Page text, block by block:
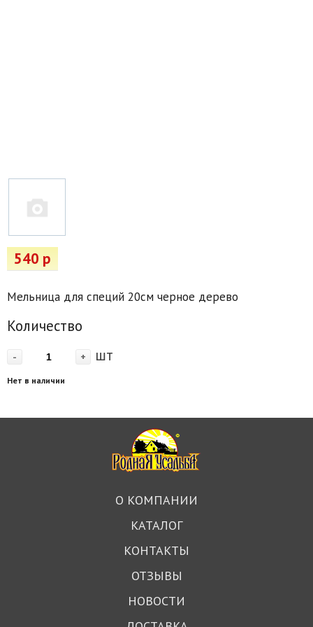
540 р
Мельница для специй 20см черное дерево
Количество
- + шт
Нет в наличии
О КОМПАНИИ
КАТАЛОГ
КОНТАКТЫ
ОТЗЫВЫ
НОВОСТИ